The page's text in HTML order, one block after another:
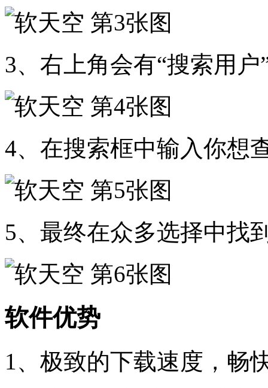
3、右上角会有“搜索用
4、在搜索框中输入你想
5、最终在众多选择中找
软件优势
1、极致的下载速度，畅